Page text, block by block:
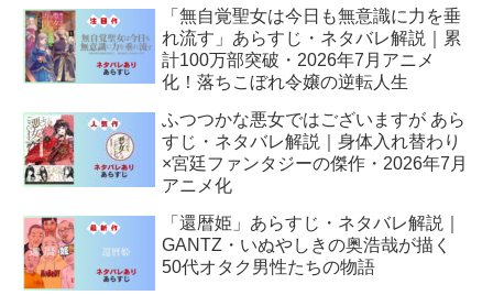
「無自覚聖女は今日も無意識に力を垂
れ流す」あらすじ・ネタバレ解説｜累
計100万部突破・2026年7月アニメ
化！落ちこぼれ令嬢の逆転人生
ふつつかな悪女ではございますが あら
すじ・ネタバレ解説｜身体入れ替わり
×宮廷ファンタジーの傑作・2026年7月
アニメ化
「還暦姫」あらすじ・ネタバレ解説｜
GANTZ・いぬやしきの奥浩哉が描く
50代オタク男性たちの物語